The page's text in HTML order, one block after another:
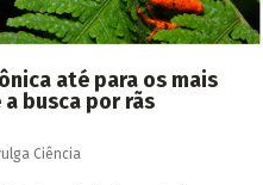
até para os mais
busca por rãs
Ciência